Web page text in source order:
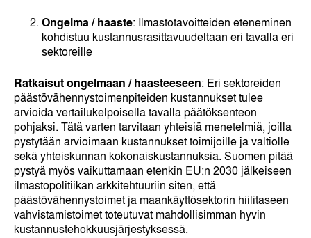
Ongelma / haaste: Ilmastotavoitteiden eteneminen
kohdistuu kustannusrasittavuudeltaan eri tavalla eri
sektoreille
Ratkaisut ongelmaan / haasteeseen: Eri sektoreiden
päästövähennystoimenpiteiden kustannukset tulee
arvioida vertailukelpoisella tavalla päätöksenteon
pohjaksi. Tätä varten tarvitaan yhteisiä menetelmiä, joilla
pystytään arvioimaan kustannukset toimijoille ja valtiolle
sekä yhteiskunnan kokonaiskustannuksia. Suomen pitää
pystyä myös vaikuttamaan etenkin EU:n 2030 jälkeiseen
ilmastopolitiikan arkkitehtuuriin siten, että
päästövähennystoimet ja maankäyttösektorin hiilitaseen
vahvistamistoimet toteutuvat mahdollisimman hyvin
kustannustehokkuusjärjestyksessä.